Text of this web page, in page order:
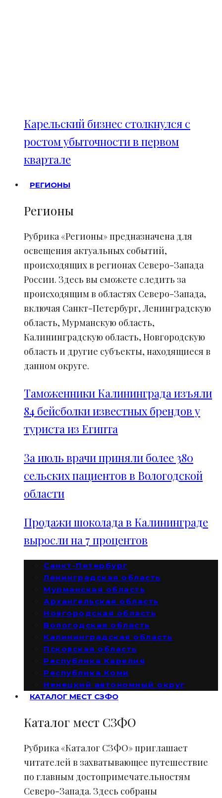
Карельский бизнес столкнулся с
ростом убыточности в первом
квартале
РЕГИОНЫ
Регионы
Рубрика «Регионы» предназначена для
освещения актуальных событий,
происходящих в регионах Северо-Запада
России. Здесь вы сможете следить за
происходящим в областях Северо-Запада,
включая Санкт-Петербург, Ленинградскую
область, Мурманскую область,
Калининградскую область, Новгородскую
область и другие субъекты, находящиеся в
данном округе.
Таможенники Калининграда изъяли
84 бейсболки известных брендов у
туриста из Египта
За июль врачи приняли более 380
сельских пациентов в Вологодской
области
Продажи шоколада в Калининграде
выросли на 7 процентов
Санкт-Петербург
Ленинградская область
Мурманская область
Архангельская область
Новгородская область
Вологодская область
Калининградская область
Псковская область
Республика Карелия
Республика Коми
Ненецкий автономный округ
КАТАЛОГ МЕСТ СЗФО
Каталог мест СЗФО
Рубрика «Каталог СЗФО» приглашает
читателей в захватывающее путешествие
по главным достопримечательностям
Северо-Запада. Здесь собраны